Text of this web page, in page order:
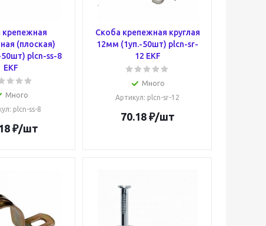
крепежная
(плоская)
plcn-ss-8
EKF
Много
: plcn-ss-8
₽/шт
Скоба крепежная круглая
12мм (1уп.-50шт) plcn-sr-
12 EKF
Много
Артикул: plcn-sr-12
70.18₽/шт